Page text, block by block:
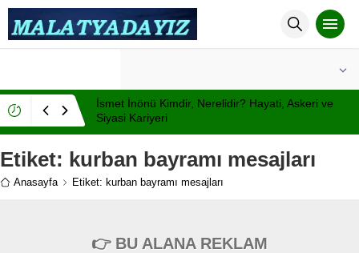
İsmet İnönü Kimdir, Nerelidir? Hayati, Askeri ve
Siyasi Kariyeri
Etiket: kurban bayramı mesajları
Anasayfa Etiket: kurban bayramı mesajları
👉 BU ALANA REKLAM